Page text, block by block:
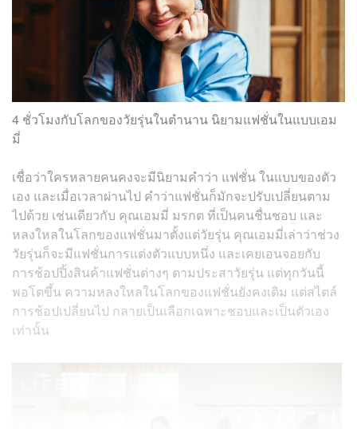
4 ชั่วโมงกับโลกของวัยรุ่นในตำนาน นิยามแฟชั่นในแบบเอม
มี่
เชื่อว่าใครหลายคนคงจะมีนิยามคำว่า แฟชั่น ในแบบของตัว
เอง และเมื่อเวลาผ่านไป คำว่าแฟชั่นก็มักจะปรับเปลี่ยนตาม
ไปด้วย เช่นเดียวกับ คุณเอมมี่ มรกต ที่เป็นคนชื่นชอบ และ
หลงใหลในโลกของแฟชั่นมาตั้งแต่วัยรุ่น คุณเอมมี่เล่าว่าช่วง
วัยรุ่นก็จะมีแฟชั่นการแต่งตัวแบบหนึ่ง และเคยเอนจอยกับ
การช้อปปิ้งสินค้าแฟชั่นต่างๆ ตามประสาวัยรุ่น แต่ทุกวันนี้
พอโตขึ้น ความหลงใหลในโลกของแฟชั่นยังคงเดิม แต่สไตล์
การช้อปเปลี่ยนไป กลายเป็นเลือกเฉพาะชอบและเป็นตัวเอง
เท่านั้น